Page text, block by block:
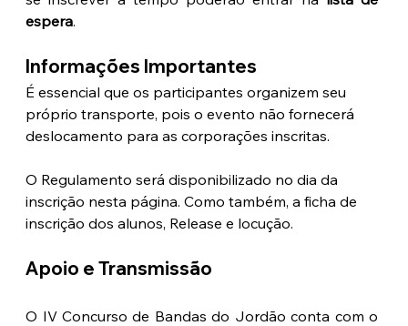
espera.
Informações Importantes
É essencial que os participantes organizem seu
próprio transporte, pois o evento não fornecerá
deslocamento para as corporações inscritas.
O Regulamento será disponibilizado no dia da
inscrição nesta página. Como também, a ficha de
inscrição dos alunos, Release e locução.
Apoio e Transmissão
O IV Concurso de Bandas do Jordão conta com o